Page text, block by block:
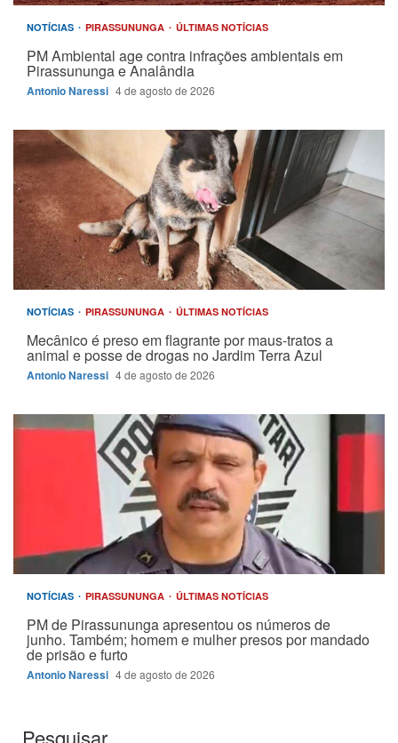
NOTÍCIAS PIRASSUNUNGA ÚLTIMAS NOTÍCIAS
PM Ambiental age contra infrações ambientais em
Pirassununga e Analândia
Antonio Naressi 4 de agosto de 2026
NOTÍCIAS PIRASSUNUNGA ÚLTIMAS NOTÍCIAS
Mecânico é preso em flagrante por maus-tratos a
animal e posse de drogas no Jardim Terra Azul
Antonio Naressi 4 de agosto de 2026
NOTÍCIAS PIRASSUNUNGA ÚLTIMAS NOTÍCIAS
PM de Pirassununga apresentou os números de
junho. Também; homem e mulher presos por mandado
de prisão e furto
Antonio Naressi 4 de agosto de 2026
Pesquisar